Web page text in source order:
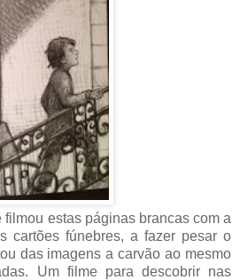
filmou estas páginas brancas com a
cartões fúnebres, a fazer pesar o
das imagens a carvão ao mesmo
Um filme para descobrir nas